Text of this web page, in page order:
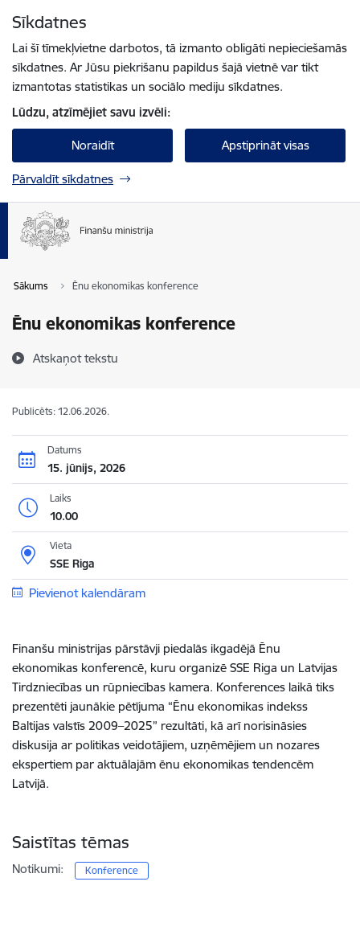
Sīkdatnes
Lai šī tīmekļvietne darbotos, tā izmanto obligāti nepieciešamās
sīkdatnes. Ar Jūsu piekrišanu papildus šajā vietnē var tikt
izmantotas statistikas un sociālo mediju sīkdatnes.
Lūdzu, atzīmējiet savu izvēli:
Noraidīt Apstiprināt visas
Pārvaldīt sīkdatnes
Sākums Ēnu ekonomikas konference
Ēnu ekonomikas konference
Atskaņot tekstu
Publicēts: 12.06.2026.
Datums
15. jūnijs, 2026
Laiks
10.00
Vieta
SSE Riga
Pievienot kalendāram
Finanšu ministrijas pārstāvji piedalās ikgadējā Ēnu
ekonomikas konferencē, kuru organizē SSE Riga un Latvijas
Tirdzniecības un rūpniecības kamera. Konferences laikā tiks
prezentēti jaunākie pētījuma “Ēnu ekonomikas indekss
Baltijas valstīs 2009–2025” rezultāti, kā arī norisināsies
diskusija ar politikas veidotājiem, uzņēmējiem un nozares
ekspertiem par aktuālajām ēnu ekonomikas tendencēm
Latvijā.
Saistītas tēmas
Notikumi: Konference